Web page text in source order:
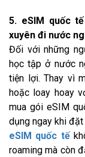
5. eSIM quốc
xuyên đi nước
Đối với những
học tập ở nước
tiện lợi. Thay vì
hoặc loay hoay
mua gói eSIM
dụng ngay khi
eSIM quốc tế
roaming mà còn